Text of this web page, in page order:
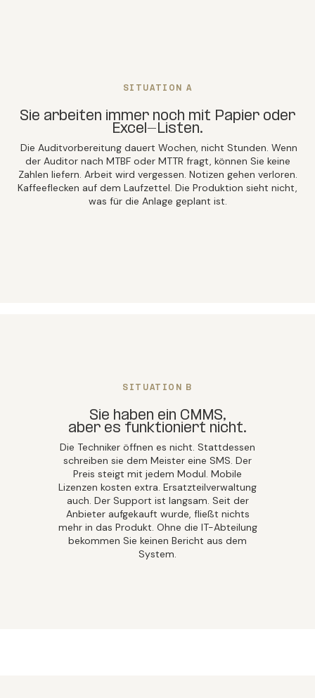
SITUATION A
Sie arbeiten immer noch mit Papier oder
Excel-Listen.
Die Auditvorbereitung dauert Wochen, nicht Stunden. Wenn
der Auditor nach MTBF oder MTTR fragt, können Sie keine
Zahlen liefern. Arbeit wird vergessen. Notizen gehen verloren.
Kaffeeflecken auf dem Laufzettel. Die Produktion sieht nicht,
was für die Anlage geplant ist.
SITUATION B
Sie haben ein CMMS,
aber es funktioniert nicht.
Die Techniker öffnen es nicht. Stattdessen
schreiben sie dem Meister eine SMS. Der
Preis steigt mit jedem Modul. Mobile
Lizenzen kosten extra. Ersatzteilverwaltung
auch. Der Support ist langsam. Seit der
Anbieter aufgekauft wurde, fließt nichts
mehr in das Produkt. Ohne die IT-Abteilung
bekommen Sie keinen Bericht aus dem
System.